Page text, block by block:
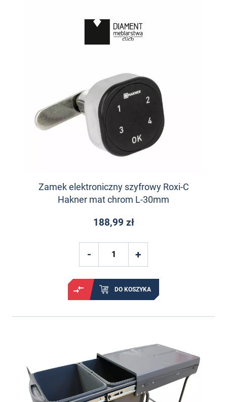
Zamek elektroniczny szyfrowy Roxi-C
Hakner mat chrom L-30mm
188,99 zł
DO KOSZYKA